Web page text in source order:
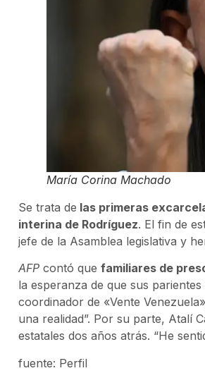
María Corina Machado
Se trata de las primeras
interina de Rodríguez. El fin de
jefe de la Asamblea legislativa y
AFP contó que familiares de
la esperanza de que sus
coordinador de «Vente
una realidad”. Por su parte, Atalí
estatales dos años atrás. “He
fuente: Perfil